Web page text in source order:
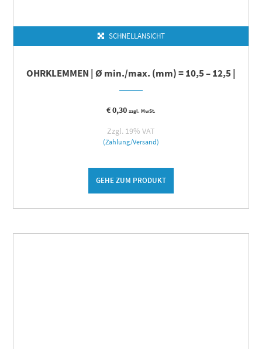
SCHNELLANSICHT
OHRKLEMMEN | Ø min./max. (mm) = 10,5 – 12,5 |
€0,30 zzgl. MwSt.
Zzgl. 19% VAT
(Zahlung/Versand)
GEHE ZUM PRODUKT